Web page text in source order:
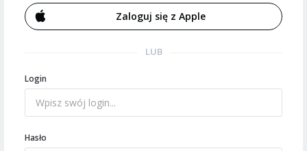
Zaloguj się z Apple
LUB
Login
Hasło